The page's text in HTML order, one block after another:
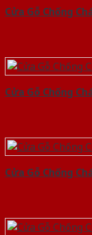
Cửa Gỗ Chống
Cửa Gỗ Chống
Cửa Gỗ Chống